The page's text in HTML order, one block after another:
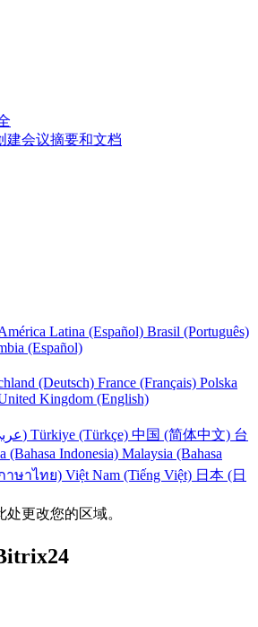
建会议摘要和文档
Latina (Español) Brasil (Português)
(Español)
(Deutsch) France (Français) Polska
Kingdom (English)
UAE (عربي) Türkiye (Türkçe) 中国 (简体中文) 台
(Bahasa Indonesia) Malaysia (Bahasa
าษาไทย) Việt Nam (Tiếng Việt) 日本 (日
更改您的区域。